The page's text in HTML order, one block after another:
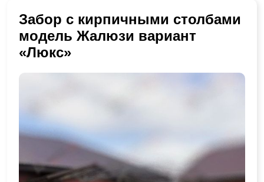
Забор с кирпичными столбами
модель Жалюзи вариант
«Люкс»